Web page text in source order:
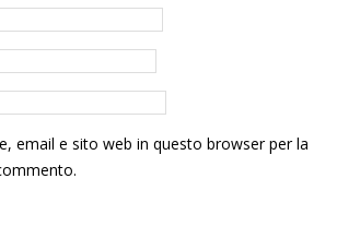
email e sito web in questo browser per la